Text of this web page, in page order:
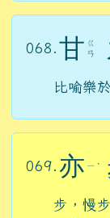
068. 甘 ㄍ
ㄢ
比喻樂
069. 亦 ㄧ ˋ
步，慢